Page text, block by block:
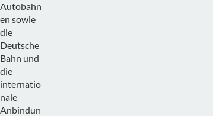
Autobahn
en sowie
die
Deutsche
Bahn und
die
internatio
nale
Anbindun